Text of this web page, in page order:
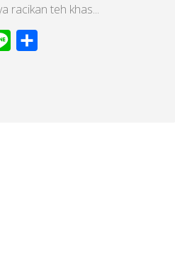
racikan teh khas...
Line